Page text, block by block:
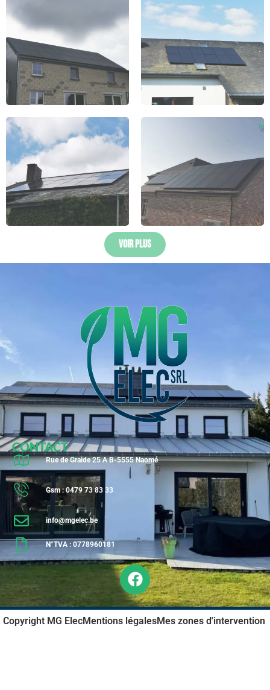
Voir Plus
CONTACT
Rue de Graide 25 A B-5555 Naomé
Gsm : 0479 73 83 33
info@mgelec.be
N°TVA : 0778960181
Copyright MG ElecMentions légalesMes zones d'intervention